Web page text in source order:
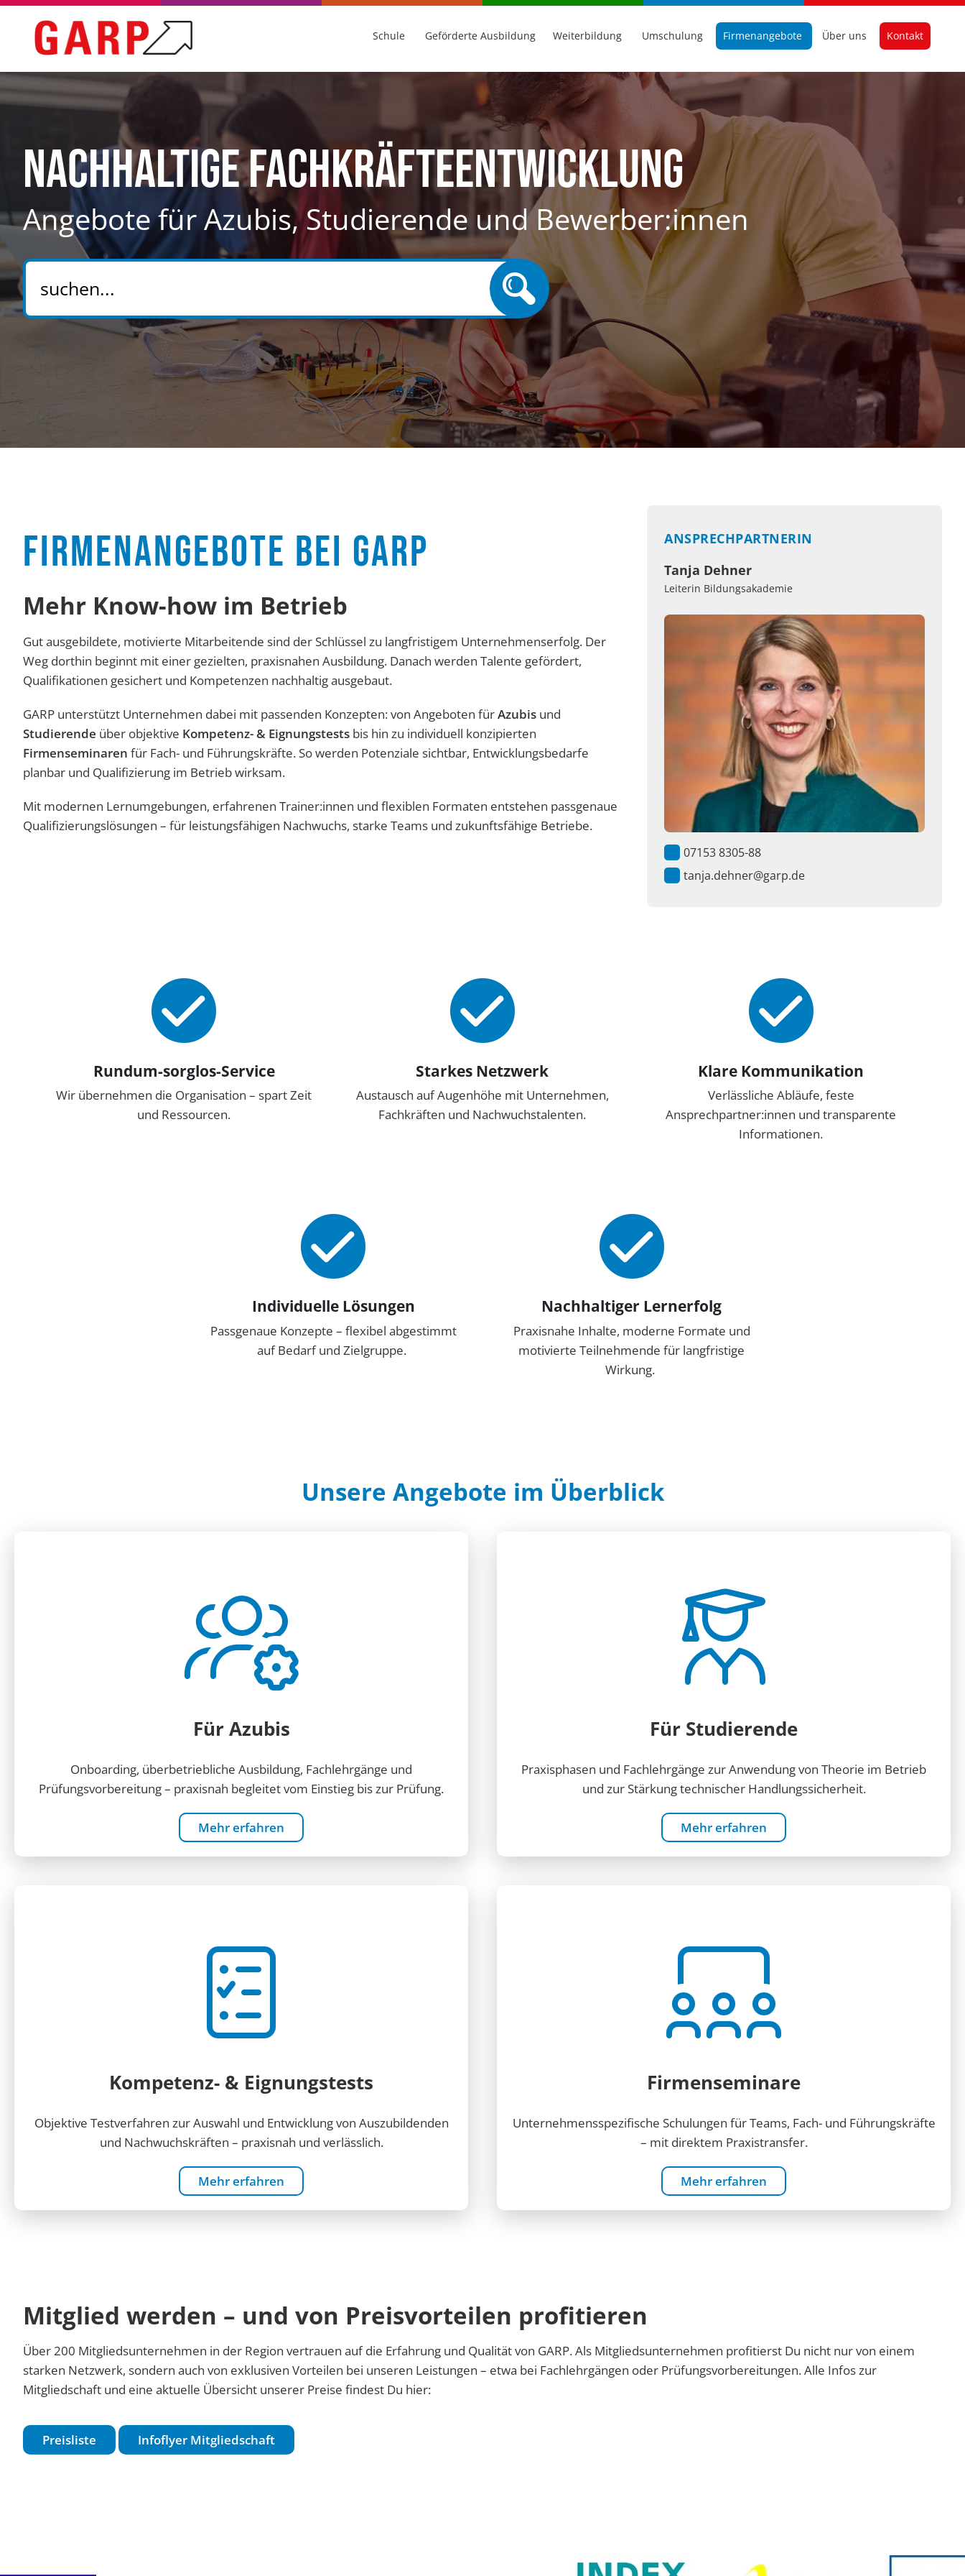
Schule Geförderte Ausbildung Weiterbildung Umschulung Firmenangebote Über uns Kontakt
Nachhaltige Fachkräfteentwicklung
Angebote für Azubis, Studierende und Bewerber:innen
FIRMENANGEBOTE BEI GARP
Mehr Know-how im Betrieb
Gut ausgebildete, motivierte Mitarbeitende sind der Schlüssel zu langfristigem Unternehmenserfolg. Der
Weg dorthin beginnt mit einer gezielten, praxisnahen Ausbildung. Danach werden Talente gefördert,
Qualifikationen gesichert und Kompetenzen nachhaltig ausgebaut.
GARP unterstützt Unternehmen dabei mit passenden Konzepten: von Angeboten fürAzubis und
Studierende über objektive Kompetenz- & Eignungstests bis hin zu individuell konzipierten
Firmenseminaren für Fach- und Führungskräfte. So werden Potenziale sichtbar, Entwicklungsbedarfe
planbar und Qualifizierung im Betrieb wirksam.
Mit modernen Lernumgebungen, erfahrenen Trainer:innen und flexiblen Formaten entstehen passgenaue
Qualifizierungslösungen – für leistungsfähigen Nachwuchs, starke Teams und zukunftsfähige Betriebe.
ANSPRECHPARTNERIN
Tanja Dehner
Leiterin Bildungsakademie
07153 8305-88
tanja.dehner@garp.de
Rundum-sorglos-Service
Wir übernehmen die Organisation – spart Zeit
und Ressourcen.
Starkes Netzwerk
Austausch auf Augenhöhe mit Unternehmen,
Fachkräften und Nachwuchstalenten.
Klare Kommunikation
Verlässliche Abläufe, feste
Ansprechpartner:innen und transparente
Informationen.
Individuelle Lösungen
Passgenaue Konzepte – flexibel abgestimmt
auf Bedarf und Zielgruppe.
Nachhaltiger Lernerfolg
Praxisnahe Inhalte, moderne Formate und
motivierte Teilnehmende für langfristige
Wirkung.
Unsere Angebote im Überblick
Für Azubis
Onboarding, überbetriebliche Ausbildung, Fachlehrgänge und
Prüfungsvorbereitung – praxisnah begleitet vom Einstieg bis zur Prüfung.
Mehr erfahren
Für Studierende
Praxisphasen und Fachlehrgänge zur Anwendung von Theorie im Betrieb
und zur Stärkung technischer Handlungssicherheit.
Mehr erfahren
Kompetenz- & Eignungstests
Objektive Testverfahren zur Auswahl und Entwicklung von Auszubildenden
und Nachwuchskräften – praxisnah und verlässlich.
Mehr erfahren
Firmenseminare
Unternehmensspezifische Schulungen für Teams, Fach- und Führungskräfte
– mit direktem Praxistransfer.
Mehr erfahren
Mitglied werden – und von Preisvorteilen profitieren
Über 200 Mitgliedsunternehmen in der Region vertrauen auf die Erfahrung und Qualität von GARP. Als Mitgliedsunternehmen profitierst Du nicht nur von einem
starken Netzwerk, sondern auch von exklusiven Vorteilen bei unseren Leistungen – etwa bei Fachlehrgängen oder Prüfungsvorbereitungen. Alle Infos zur
Mitgliedschaft und eine aktuelle Übersicht unserer Preise findest Du hier:
Preisliste Infoflyer Mitgliedschaft